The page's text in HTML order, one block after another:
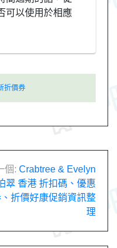
可以使用於相應
折價券
個: Crabtree & Evelyn
翠 香港 折扣碼、優惠
折價好康促銷資訊整
理